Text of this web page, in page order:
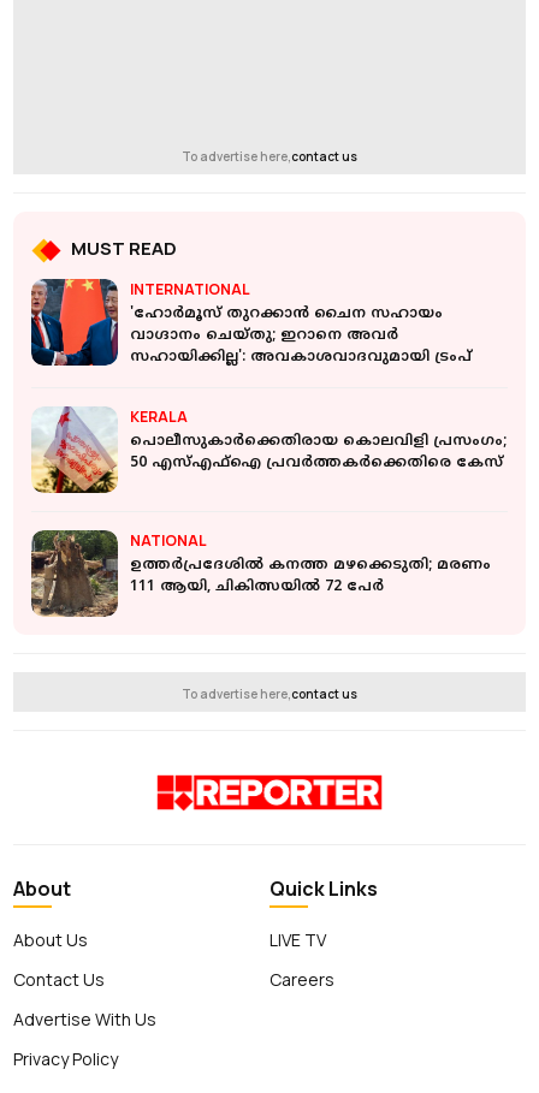
To advertise here,contact us
MUST READ
INTERNATIONAL
'ഹോർമൂസ് തുറക്കാൻ ചൈന സഹായം
വാഗ്ദാനം ചെയ്‌തു; ഇറാനെ അവ‍‍ർ
സഹായിക്കില്ല': അവകാശവാദവുമായി ട്രംപ്
KERALA
പൊലീസുകാര്‍ക്കെതിരായ കൊലവിളി പ്രസംഗം;
50 എസ്എഫ്‌ഐ പ്രവര്‍ത്തകര്‍ക്കെതിരെ കേസ്
NATIONAL
ഉത്തര്‍പ്രദേശില്‍ കനത്ത മഴക്കെടുതി; മരണം
111 ആയി, ചികിത്സയില്‍ 72 പേര്‍
To advertise here,contact us
About
About Us
Contact Us
Advertise With Us
Privacy Policy
Quick Links
LIVE TV
Careers